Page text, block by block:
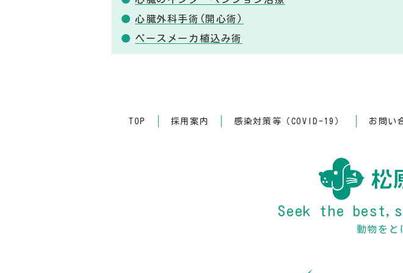
心臓外科手術(開心術)
ペースメーカ植込み術
TOP 採用案内 感染対策等（COVID-19） お問い
Seek the
動物をと